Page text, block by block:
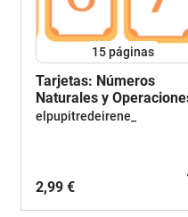
15páginas
Tarjetas: Números
Naturales y
Básicas
elpupitredeirene_
2,99 €